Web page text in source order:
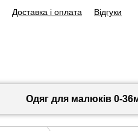
Доставка і оплата Відгуки
Одяг для малюків 0-